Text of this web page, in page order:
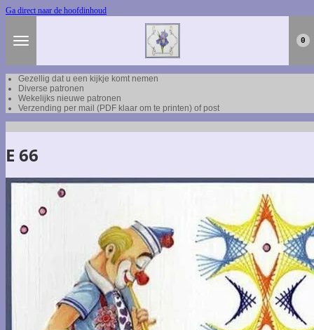
Ga direct naar de hoofdinhoud
0
Gezellig dat u een kijkje komt nemen
Diverse patronen
Wekelijks nieuwe patronen
Verzending per mail (PDF klaar om te printen) of post
E 66